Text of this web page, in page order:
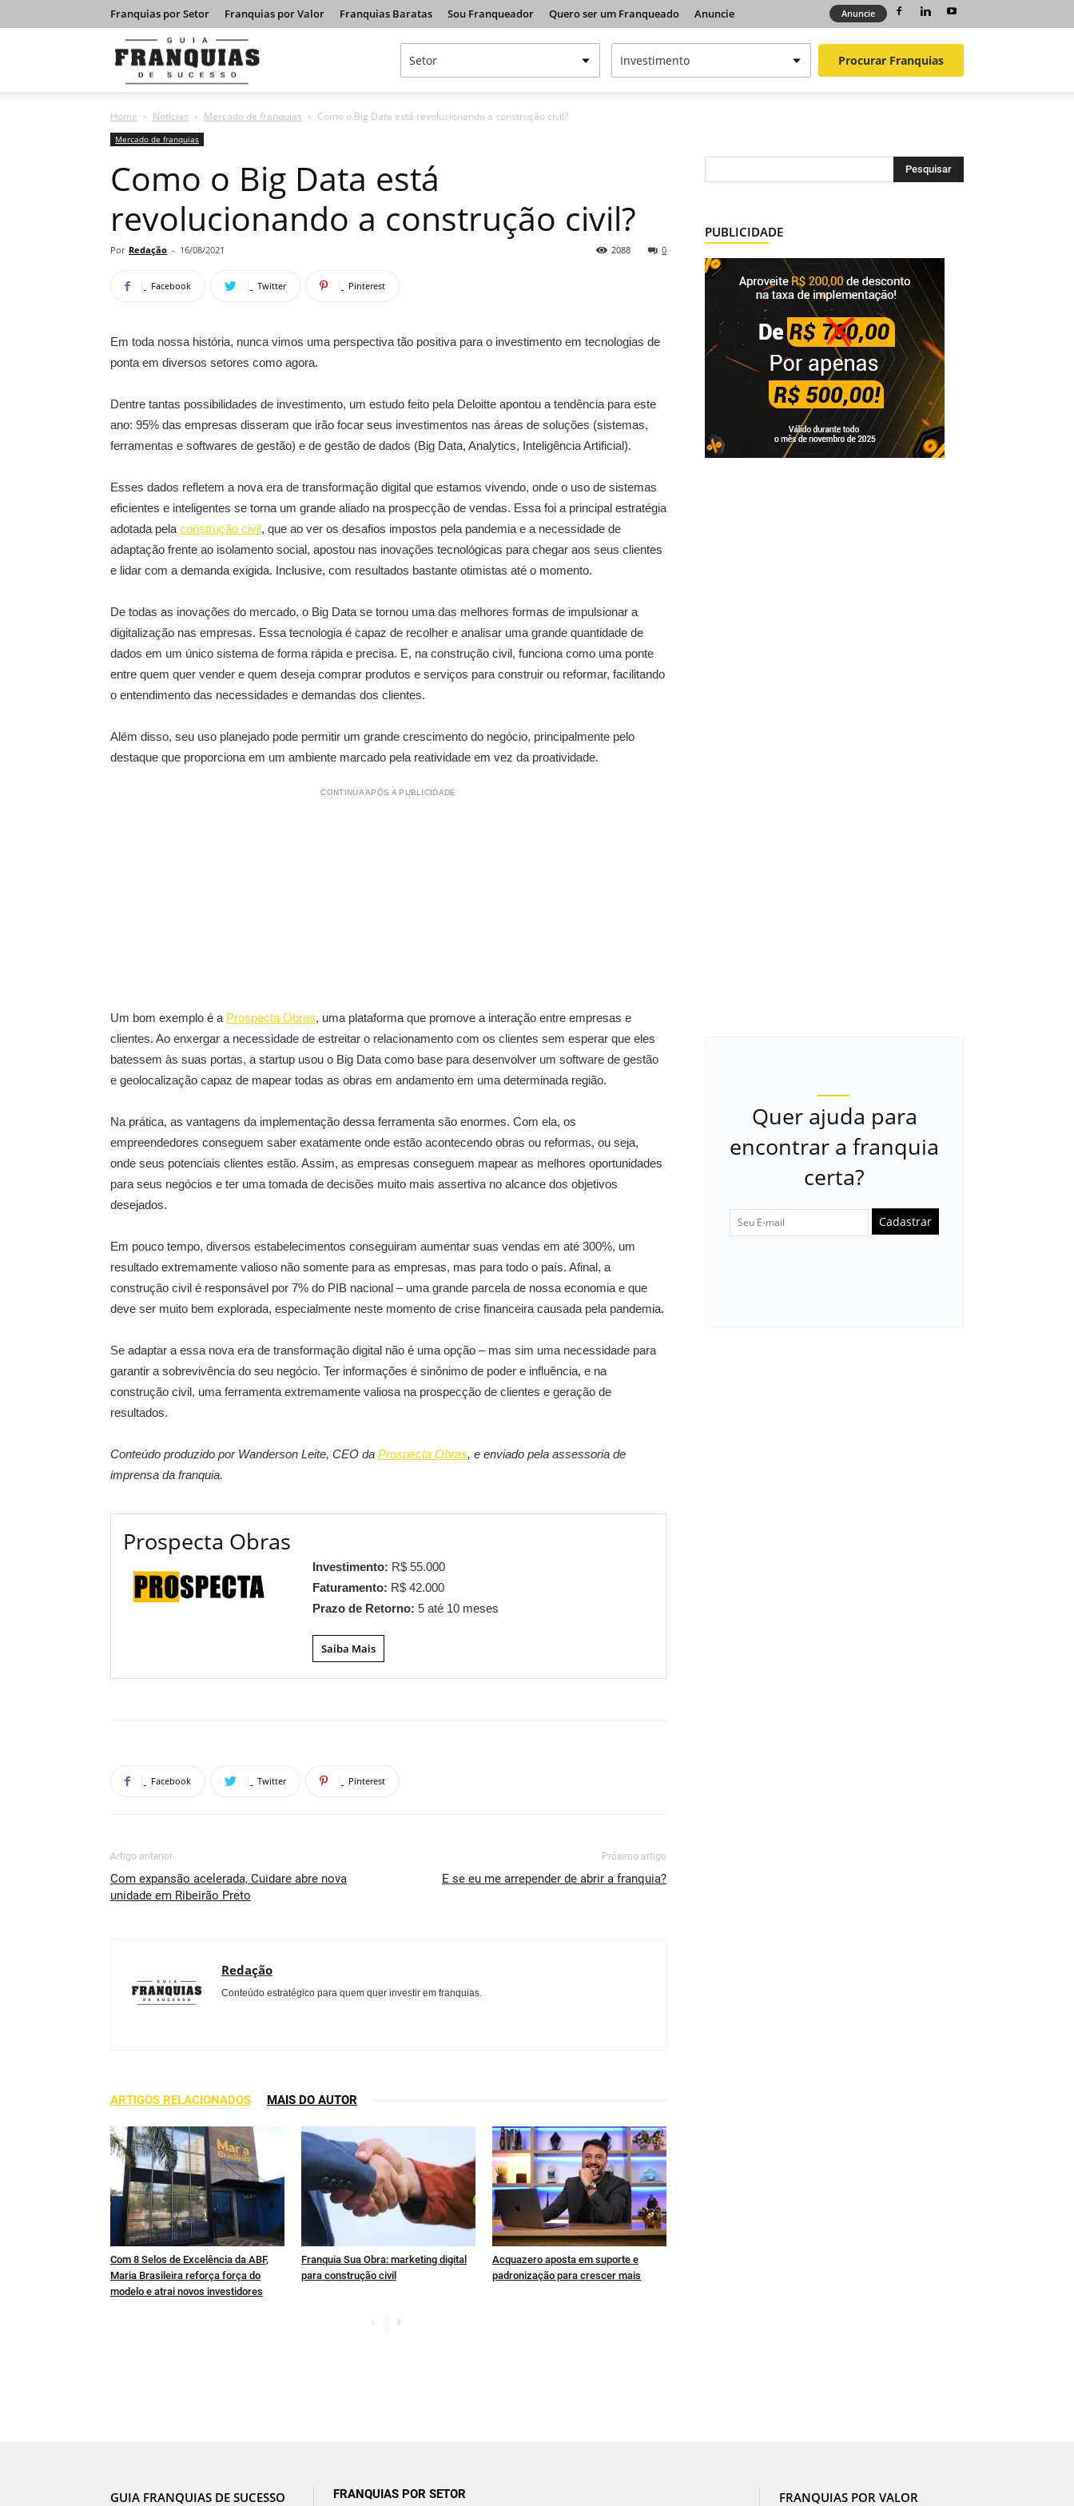
Franquias por Setor Franquias por Valor Franquias Baratas Sou Franqueador Quero ser um Franqueado Anuncie Anuncie
Franquias
de
Procurar Franquias
Home Notícias Mercado de franquias Como o Big Data está revolucionando a construção civil?
Mercado de franquias
Como o Big Data está
revolucionando a construção civil?
Por Redação - 16/08/2021 0
2088
Facebook Twitter Pinterest
Em toda nossa história, nunca vimos uma perspectiva tão positiva para o investimento em tecnologias de
ponta em diversos setores como agora.
Dentre tantas possibilidades de investimento, um estudo feito pela Deloitte apontou a tendência para este
ano: 95% das empresas disseram que irão focar seus investimentos nas áreas de soluções (sistemas,
ferramentas e softwares de gestão) e de gestão de dados (Big Data, Analytics, Inteligência Artificial).
Esses dados refletem a nova era de transformação digital que estamos vivendo, onde o uso de sistemas
eficientes e inteligentes se torna um grande aliado na prospecção de vendas. Essa foi a principal estratégia
adotada pela construção civil, que ao ver os desafios impostos pela pandemia e a necessidade de
adaptação frente ao isolamento social, apostou nas inovações tecnológicas para chegar aos seus clientes
e lidar com a demanda exigida. Inclusive, com resultados bastante otimistas até o momento.
De todas as inovações do mercado, o Big Data se tornou uma das melhores formas de impulsionar a
digitalização nas empresas. Essa tecnologia é capaz de recolher e analisar uma grande quantidade de
dados em um único sistema de forma rápida e precisa. E, na construção civil, funciona como uma ponte
entre quem quer vender e quem deseja comprar produtos e serviços para construir ou reformar, facilitando
o entendimento das necessidades e demandas dos clientes.
Além disso, seu uso planejado pode permitir um grande crescimento do negócio, principalmente pelo
destaque que proporciona em um ambiente marcado pela reatividade em vez da proatividade.
CONTINUA APÓS A PUBLICIDADE
Um bom exemplo é a Prospecta Obras, uma plataforma que promove a interação entre empresas e
clientes. Ao enxergar a necessidade de estreitar o relacionamento com os clientes sem esperar que eles
batessem às suas portas, a startup usou o Big Data como base para desenvolver um software de gestão
e geolocalização capaz de mapear todas as obras em andamento em uma determinada região.
Na prática, as vantagens da implementação dessa ferramenta são enormes. Com ela, os
empreendedores conseguem saber exatamente onde estão acontecendo obras ou reformas, ou seja,
onde seus potenciais clientes estão. Assim, as empresas conseguem mapear as melhores oportunidades
para seus negócios e ter uma tomada de decisões muito mais assertiva no alcance dos objetivos
desejados.
Em pouco tempo, diversos estabelecimentos conseguiram aumentar suas vendas em até 300%, um
resultado extremamente valioso não somente para as empresas, mas para todo o país. Afinal, a
construção civil é responsável por 7% do PIB nacional – uma grande parcela de nossa economia e que
deve ser muito bem explorada, especialmente neste momento de crise financeira causada pela pandemia.
Se adaptar a essa nova era de transformação digital não é uma opção – mas sim uma necessidade para
garantir a sobrevivência do seu negócio. Ter informações é sinônimo de poder e influência, e na
construção civil, uma ferramenta extremamente valiosa na prospecção de clientes e geração de
resultados.
Conteúdo produzido por Wanderson Leite, CEO da Prospecta Obras, e enviado pela assessoria de
imprensa da franquia.
Prospecta Obras
Investimento: R$ 55.000
Faturamento: R$ 42.000
Prazo de Retorno:5 até 10 meses
Saiba Mais
Facebook Twitter Pinterest
Artigo anterior
Com expansão acelerada, Cuidare abre nova
unidade em Ribeirão Preto
Próximo artigo
E se eu me arrepender de abrir a franquia?
Redação
Conteúdo estratégico para quem quer investir em franquias.
ARTIGOS RELACIONADOS MAIS DO AUTOR
Com 8 Selos de Excelência da ABF,
Maria Brasileira reforça força do
modelo e atrai novos investidores
Franquia Sua Obra: marketing digital
para construção civil
Acquazero aposta em suporte e
padronização para crescer mais
PUBLICIDADE
Quer ajuda para
encontrar a franquia
certa?
Cadastrar
GUIA FRANQUIAS DE SUCESSO FRANQUIAS POR SETOR FRANQUIAS POR VALOR